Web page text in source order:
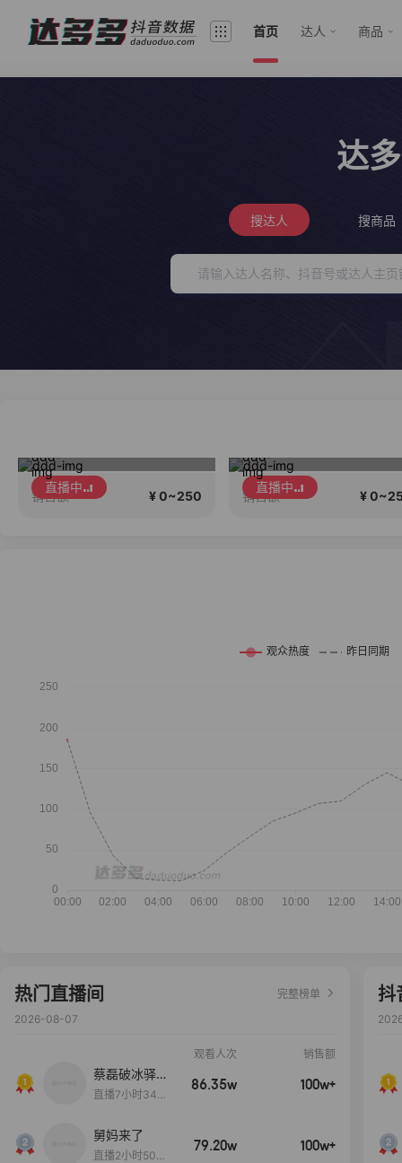
首页 达人 商品
达
搜达人 搜商品
直播中
销售额 ¥ 0~250
直播中
销售额 ¥
热门直播间
完整榜单
2026-08-07
观看人次 销售额
蔡磊破冰驿站
直播间好物分
直播7小时34分
86.35w 100w+
舅妈来了
直播2小时50分
79.20w 100w+
抖